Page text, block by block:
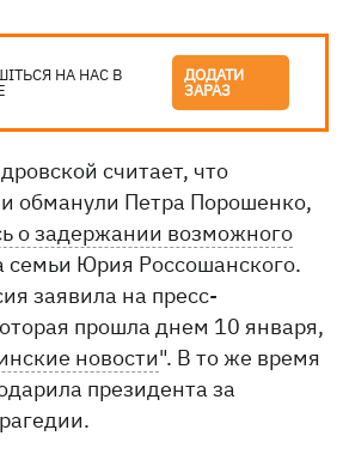
НА НАС В ДОДАТИ
ЗАРАЗ
считает, что
обманули Петра Порошенко,
о задержании возможного
семьи Юрия Россошанского.
заявила на пресс-
прошла днем 10 января,
новости". В то же время
президента за